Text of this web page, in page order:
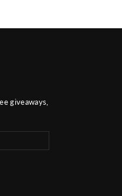
giveaways,